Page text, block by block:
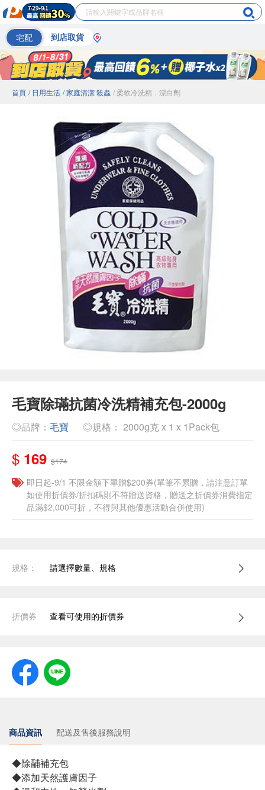
宅配 到店取貨
首頁 / 日用生活 / 家庭清潔 殺蟲 / 柔軟冷洗精．漂白劑
毛寶除璊抗菌冷洗精補充包-2000g
◎品牌： 毛寶 ◎規格： 2000g克 x 1 x 1Pack包
$ 169 $174
即日起-9/1 不限金額下單贈$200券(單筆不累贈，請注意訂單
如使用折價券/折扣碼則不符贈送資格，贈送之折價券消費指定
品滿$2,000可折，不得與其他優惠活動合併使用)
規格： 請選擇數量、規格
折價券 查看可使用的折價券
商品資訊 配送及售後服務說明
◆除鬴補充包
◆添加天然護膚因子